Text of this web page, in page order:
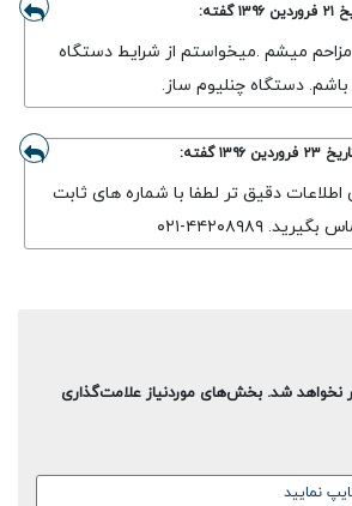
۲۱ فروردین ۱۳۹۶ گفته:
مزاحم میشم .میخواستم از شرایط دستگاه
باشم. دستگاه چنلیوم ساز.
۲۳ فروردین ۱۳۹۶ گفته:
اطلاعات دقیق تر لطفا با شماره های ثابت
۴۴۲۰۸۹۸۹-۰۲۱
نخواهد شد. بخش‌های موردنیاز علامت‌گذاری